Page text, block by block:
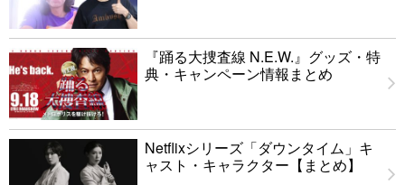
『踊る大捜査線 N.E.W.』グッズ・特
典・キャンペーン情報まとめ
Netflixシリーズ「ダウンタイム」キ
ャスト・キャラクター【まとめ】